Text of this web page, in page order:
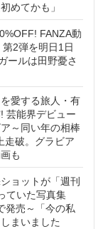
めてかも」
FANZA動
2弾を明日1日
ールは田野憂さ
愛する旅人・有
芸能界デビュー
～同い年の相棒
走破。グラビア
も
ョットが「週刊
ていた写真集
発売～「今の私
まいました